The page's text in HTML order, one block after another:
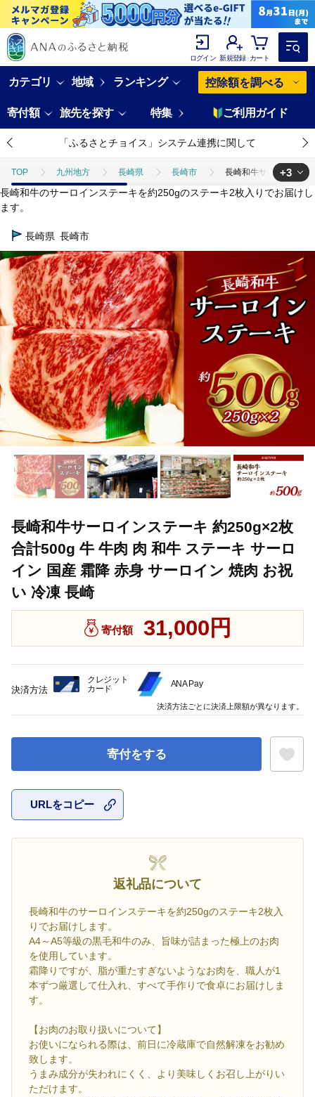
ログイン 新規登録 カート
カテゴリ 地域 ランキング 控除額を調べる
寄付額 旅先を探す 特集 ご利用ガイド
「ふるさとチョイス」システム連携に関して
TOP 九州地方 長崎県 長崎市 長崎和牛サーロインス
TOP 長崎和牛サーロインステーキ 約250g×2枚 合計500g 牛
TOP 肉 牛肉 ステーキ(牛肉) 長崎和牛サーロインス
+3
長崎和牛のサーロインステーキを約250gのステーキ2枚入りでお届けし
ます。
長崎県 長崎市
長崎和牛サーロインステーキ 約250g×2枚
合計500g 牛 牛肉 肉 和牛 ステーキ サーロ
イン 国産 霜降 赤身 サーロイン 焼肉 お祝
い 冷凍 長崎
寄付額 31,000円
寄付をする
URLをコピー
返礼品について
長崎和牛のサーロインステーキを約250gのステーキ2枚入
りでお届けします。
A4～A5等級の黒毛和牛のみ、旨味が詰まった極上のお肉
を使用しています。
霜降りですが、脂が重たすぎないようなお肉を、職人が1
本ずつ厳選して仕入れ、すべて手作りで食卓にお届けしま
す。
【お肉のお取り扱いについて】
お使いになられる際は、前日に冷蔵庫で自然解凍をお勧め
致します。
うまみ成分が失われにくく、より美味しくお召し上がりい
ただけます。
決済方法
クレジット
カード
ANA Pay
決済方法ごとに決済上限額が異なります。